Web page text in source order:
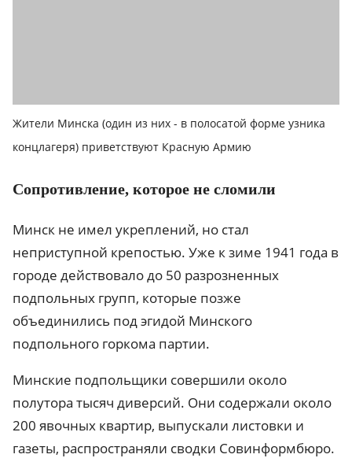
Жители Минска (один из них - в полосатой форме узника
концлагеря) приветствуют Красную Армию
Сопротивление, которое не сломили
Минск не имел укреплений, но стал
неприступной крепостью. Уже к зиме 1941 года в
городе действовало до 50 разрозненных
подпольных групп, которые позже
объединились под эгидой Минского
подпольного горкома партии.
Минские подпольщики совершили около
полутора тысяч диверсий. Они содержали около
200 явочных квартир, выпускали листовки и
газеты, распространяли сводки Совинформбюро.